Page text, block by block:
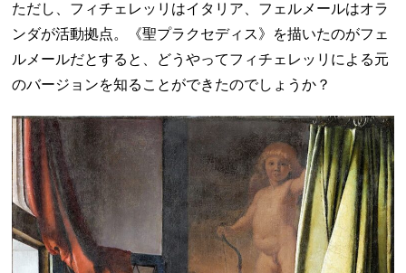
ただし、フィチェレッリはイタリア、フェルメールはオラ
ンダが活動拠点。《聖プラクセディス》を描いたのがフェ
ルメールだとすると、どうやってフィチェレッリによる元
のバージョンを知ることができたのでしょうか？